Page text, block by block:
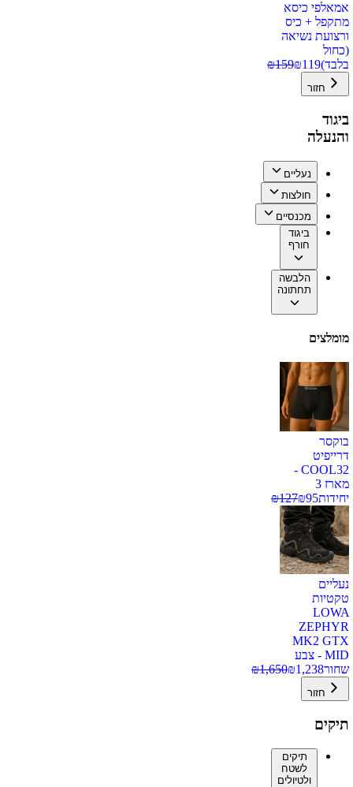
אמאלפי כיסא
מתקפל + כיס
ורצועת נשיאה
(כחול
בלבד)
₪119
₪159
חזור
ביגוד
והנעלה
נעליים
חולצות
מכנסיים
ביגוד
חורף
הלבשה
תחתונה
מומלצים
בוקסר
דרייפיט
COOL32 -
מארז 3
יחידות
₪95
₪127
נעליים
טקטיות
LOWA
ZEPHYR
MK2 GTX
MID - צבע
שחור
₪1,238
₪1,650
חזור
תיקים
תיקים
לשטח
ולטיולים